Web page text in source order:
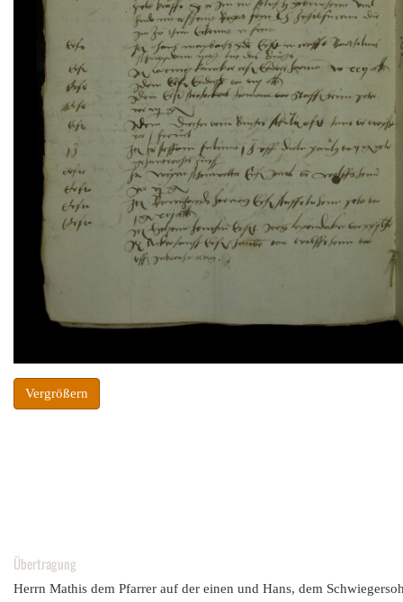
Vergrößern
Übertragung
Herrn Mathis dem Pfarrer auf der einen und Hans, dem